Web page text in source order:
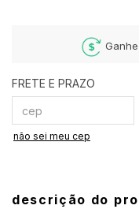
não sei meu cep
descrição do